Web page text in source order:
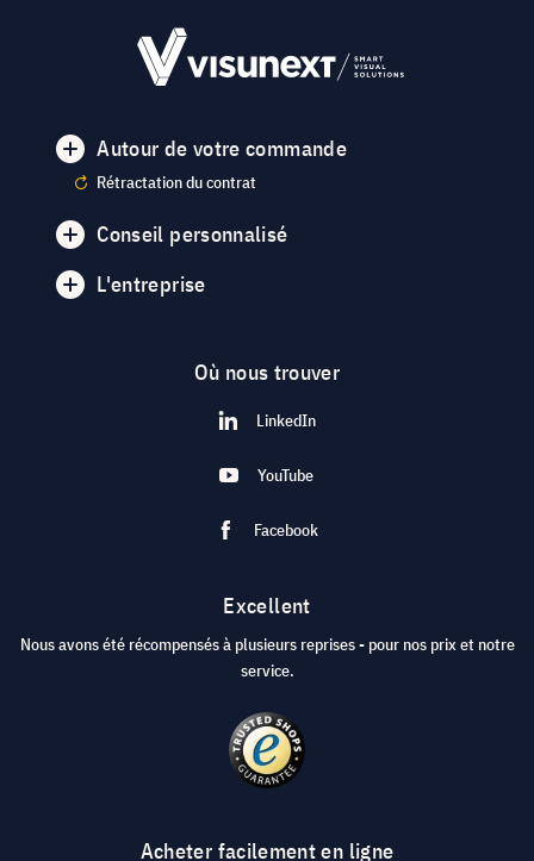
Autour de votre commande
Rétractation du contrat
Conseil personnalisé
L'entreprise
Où nous trouver
LinkedIn
YouTube
Facebook
Excellent
Nous avons été récompensés à plusieurs reprises - pour nos prix et notre
service.
Acheter facilement en ligne